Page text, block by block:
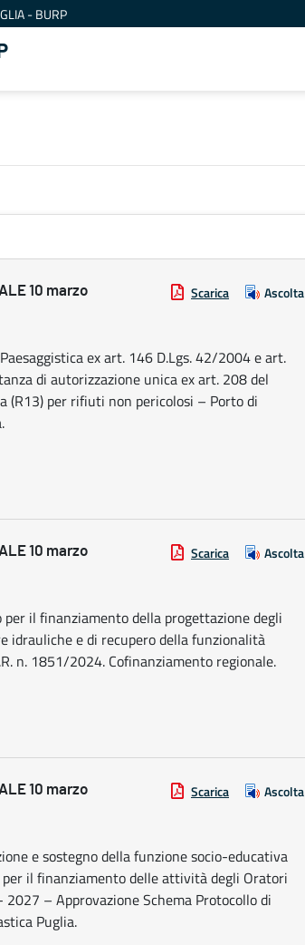
- BURP
10 marzo
Scarica Ascolta
ex art. 146 D.Lgs. 42/2004 e art.
di autorizzazione unica ex art. 208 del
(R13) per rifiuti non pericolosi – Porto di
10 marzo
Scarica Ascolta
per il finanziamento della progettazione degli
idrauliche e di recupero della funzionalità
n. 1851/2024. Cofinanziamento regionale.
10 marzo
Scarica Ascolta
e sostegno della funzione socio-educativa
il finanziamento delle attività degli Oratori
– Approvazione Schema Protocollo di
Puglia.